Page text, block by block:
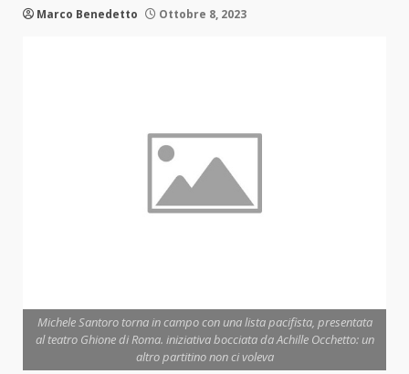
Marco Benedetto Ottobre 8, 2023
Michele Santoro torna in campo con una lista pacifista, presentata
al teatro Ghione di Roma. iniziativa bocciata da Achille Occhetto: un
altro partitino non ci voleva